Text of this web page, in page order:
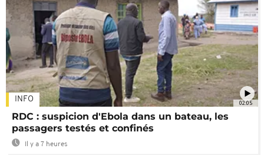
02:05
INFO
RDC : suspicion d'Ebola dans un bateau, les
passagers testés et confinés
Il y a 7 heures